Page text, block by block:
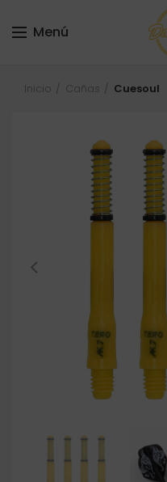
Menú
Inicio Cañas Cuesoul